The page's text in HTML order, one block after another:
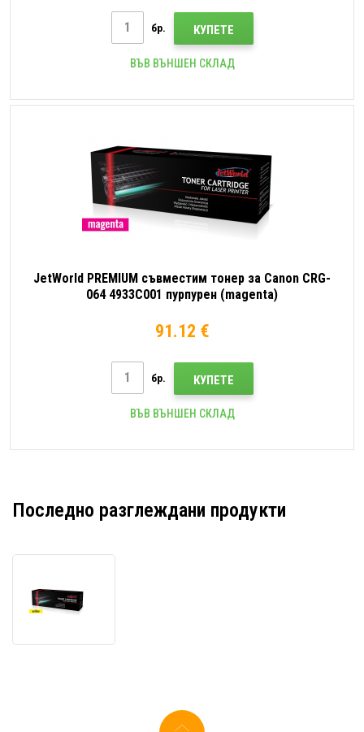
бр. КУПЕТЕ
ВЪВ ВЪНШЕН СКЛАД
JetWorld PREMIUM съвместим тонер за Canon CRG-
064 4933C001 пурпурен (magenta)
91.12 €
бр. КУПЕТЕ
ВЪВ ВЪНШЕН СКЛАД
Последно разглеждани продукти
за